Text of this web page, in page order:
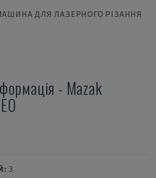
ДЛЯ ЛАЗЕРНОГО РІЗАННЯ
- Mazak
: 3